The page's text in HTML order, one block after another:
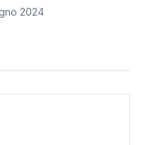
2024